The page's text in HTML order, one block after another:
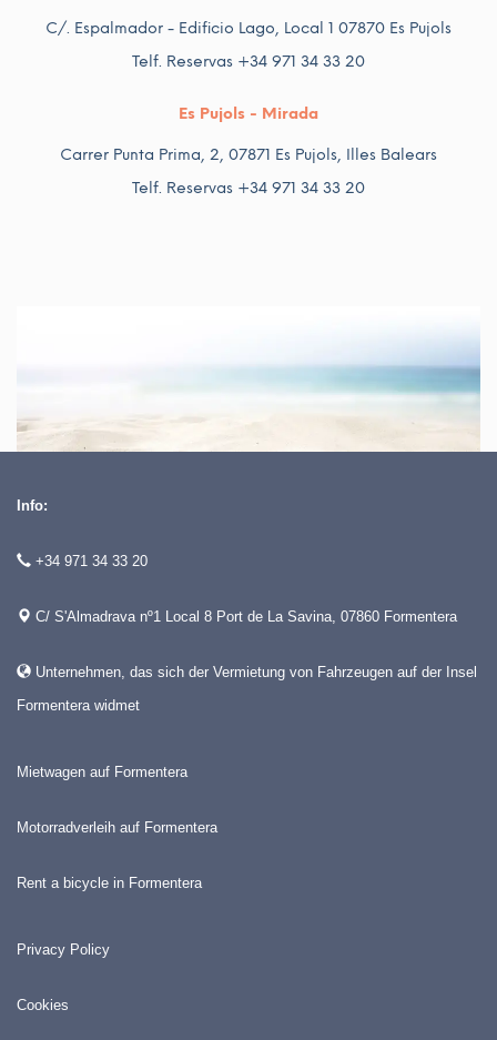
C/. Espalmador - Edificio Lago, Local 1 07870 Es Pujols
Telf. Reservas +34 971 34 33 20
Es Pujols - Mirada
Carrer Punta Prima, 2, 07871 Es Pujols, Illes Balears
Telf. Reservas +34 971 34 33 20
Info:
+34 971 34 33 20
C/ S'Almadrava nº1 Local 8 Port de La Savina, 07860 Formentera
Unternehmen, das sich der Vermietung von Fahrzeugen auf der Insel
Formentera widmet
Mietwagen auf Formentera
Motorradverleih auf Formentera
Rent a bicycle in Formentera
Privacy Policy
Cookies